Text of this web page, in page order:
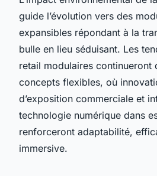
guide l’évolution vers des
expansibles répondant à la
bulle en lieu séduisant. Les
retail modulaires continueront
concepts flexibles, où
d’exposition commerciale et
technologie numérique dans
renforceront adaptabilité,
immersive.